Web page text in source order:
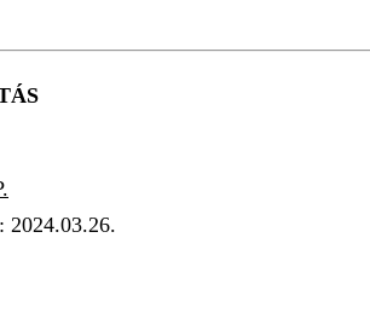
2024.03.26.